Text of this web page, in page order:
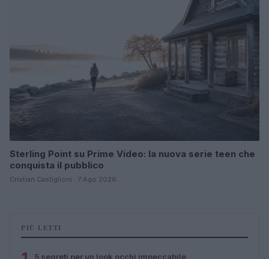
Sterling Point su Prime Video: la nuova serie teen che
conquista il pubblico
Cristian Castiglioni · 7 Ago 2026
PIÙ LETTI
5 segreti per un look occhi impeccabile